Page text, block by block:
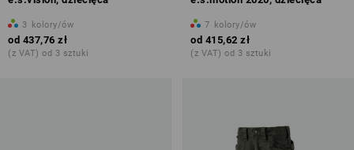
3 kolory/ów
od 437,76 zł
(z VAT) od 3 sztuki
7 kolory/ów
od 415,62 zł
(z VAT) od 3 sztuki